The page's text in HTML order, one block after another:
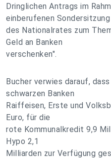
Dringlichen Antrags im
einberufenen Sondersitzung
des Nationalrates zum
Geld an Banken
verschenken".
Bucher verwies darauf,
schwarzen Banken
Raiffeisen, Erste und
Euro, für die
rote Kommunalkredit 9,9
Hypo 2,1
Milliarden zur Verfügung